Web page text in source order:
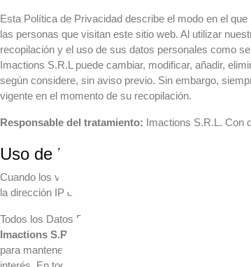
Esta Política de Privacidad describe el modo en el
las personas que visitan este sitio web. Al utilizar
recopilación y el uso de sus datos personales como
Imactions S.R.L puede cambiar, modificar, añadir,
según considere, sin aviso previo. Sin embargo,
vigente en el momento de su recopilación.
Responsable del tratamiento: Imactions S.R.L. Con
Uso de los Datos Personales
Cuando los visitantes dejan comentarios en la web,
la dirección IP del visitante y la cadena de agentes de
Todos los Datos Personales recabados a través de
Imactions S.R.L.
para mantenerle informado, sobre servicios ofrecidos